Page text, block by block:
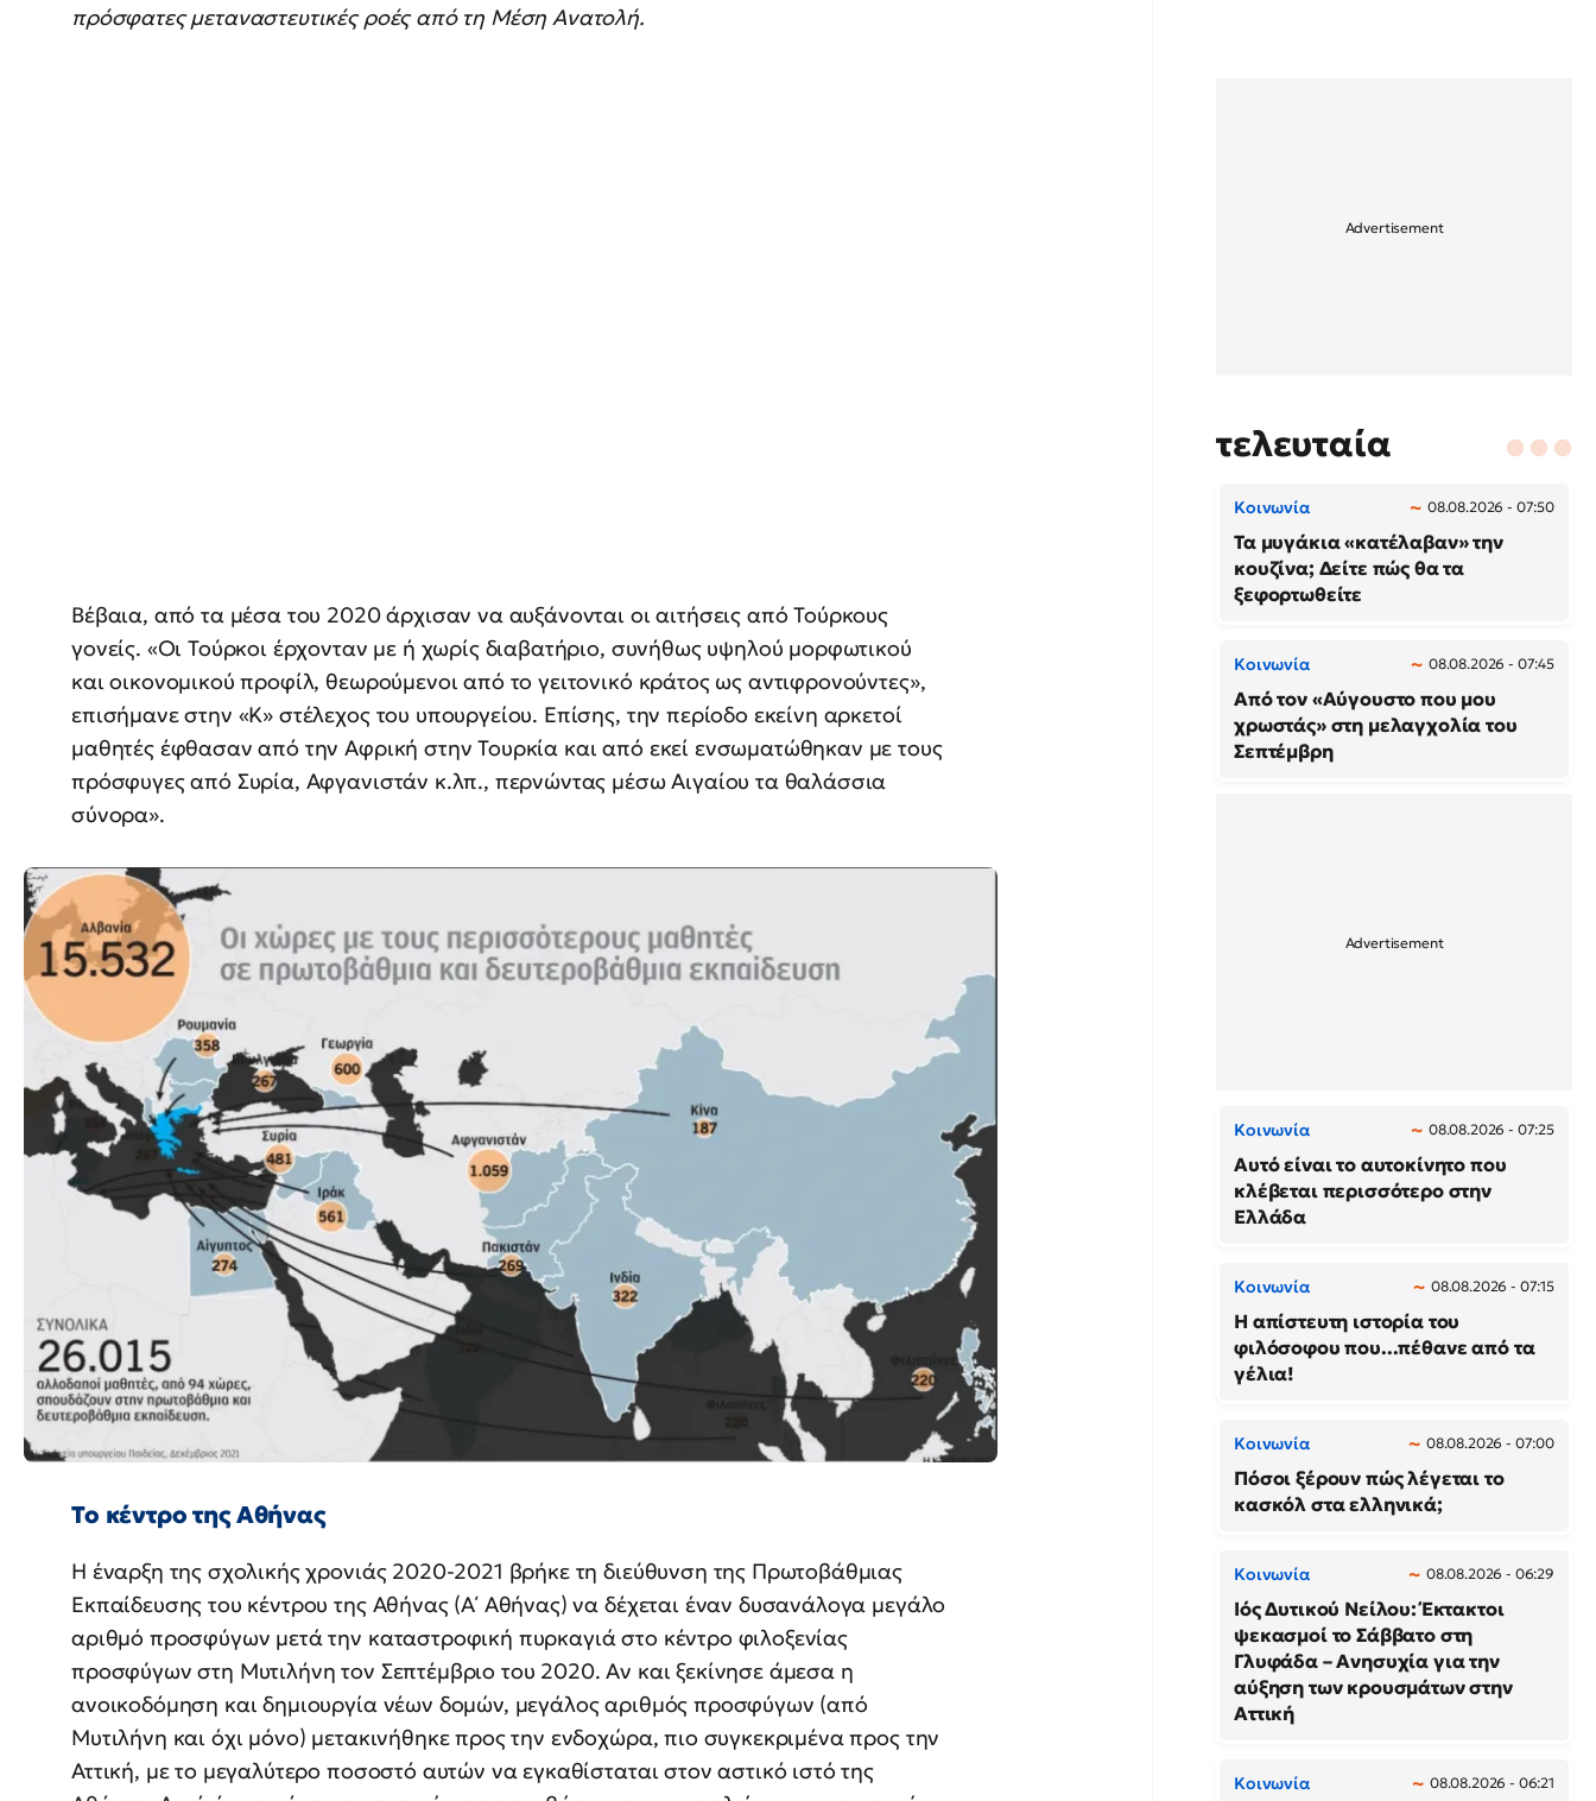
πρόσφατες μεταναστευτικές ροές από τη Μέση Ανατολή.
Βέβαια, από τα μέσα του 2020 άρχισαν να αυξάνονται οι αιτήσεις από Τούρκους
γονείς. «Οι Τούρκοι έρχονταν με ή χωρίς διαβατήριο, συνήθως υψηλού μορφωτικού
και οικονομικού προφίλ, θεωρούμενοι από το γειτονικό κράτος ως αντιφρονούντες»,
επισήμανε στην «Κ» στέλεχος του υπουργείου. Επίσης, την περίοδο εκείνη αρκετοί
μαθητές έφθασαν από την Αφρική στην Τουρκία και από εκεί ενσωματώθηκαν με τους
πρόσφυγες από Συρία, Αφγανιστάν κ.λπ., περνώντας μέσω Αιγαίου τα θαλάσσια
σύνορα».
Το κέντρο της Αθήνας
Η έναρξη της σχολικής χρονιάς 2020-2021 βρήκε τη διεύθυνση της Πρωτοβάθμιας
Εκπαίδευσης του κέντρου της Αθήνας (Α΄ Αθήνας) να δέχεται έναν δυσανάλογα μεγάλο
αριθμό προσφύγων μετά την καταστροφική πυρκαγιά στο κέντρο φιλοξενίας
προσφύγων στη Μυτιλήνη τον Σεπτέμβριο του 2020. Αν και ξεκίνησε άμεσα η
ανοικοδόμηση και δημιουργία νέων δομών, μεγάλος αριθμός προσφύγων (από
Μυτιλήνη και όχι μόνο) μετακινήθηκε προς την ενδοχώρα, πιο συγκεκριμένα προς την
Αττική, με το μεγαλύτερο ποσοστό αυτών να εγκαθίσταται στον αστικό ιστό της
τελευταία
Κοινωνία 08.08.2026 - 07:50
Τα μυγάκια «κατέλαβαν» την
κουζίνα; Δείτε πώς θα τα
ξεφορτωθείτε
Κοινωνία 08.08.2026 - 07:45
Από τον «Αύγουστο που μου
χρωστάς» στη μελαγχολία του
Σεπτέμβρη
Κοινωνία 08.08.2026 - 07:25
Αυτό είναι το αυτοκίνητο που
κλέβεται περισσότερο στην
Ελλάδα
Κοινωνία 08.08.2026 - 07:15
Η απίστευτη ιστορία του
φιλόσοφου που...πέθανε από τα
γέλια!
Κοινωνία 08.08.2026 - 07:00
Πόσοι ξέρουν πώς λέγεται το
κασκόλ στα ελληνικά;
Κοινωνία 08.08.2026 - 06:29
Ιός Δυτικού Νείλου: Έκτακτοι
ψεκασμοί το Σάββατο στη
Γλυφάδα – Ανησυχία για την
αύξηση των κρουσμάτων στην
Αττική
Κοινωνία 08.08.2026 - 06:21